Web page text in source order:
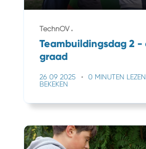
TechnOV
Teambuildingsdag 2 - eerste
graad
26 09 2025 0 MINUTEN LEZEN
BEKEKEN